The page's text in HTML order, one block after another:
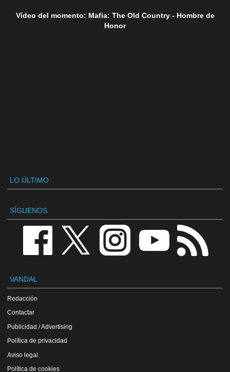
Vídeo del momento: Mafia: The Old Country - Hombre de
Honor
LO ÚLTIMO
SÍGUENOS
VANDAL
Redacción
Contactar
Publicidad / Advertising
Política de privacidad
Aviso legal
Política de cookies